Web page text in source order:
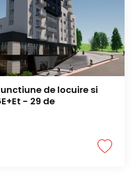
de locuire si
- 29 de